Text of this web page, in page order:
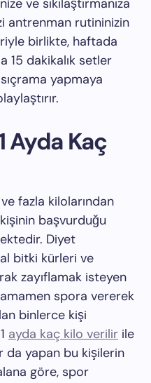
ve sıkılaştırmanıza
antrenman rutininizin
birlikte, haftada
15 dakikalık setler
yapmaya
Ayda Kaç
fazla kilolarından
başvurduğu
Diyet
bitki kürleri ve
zayıflamak isteyen
spora vererek
binlerce kişi
ayda kaç kilo verilir ile
da yapan bu kişilerin
göre, spor